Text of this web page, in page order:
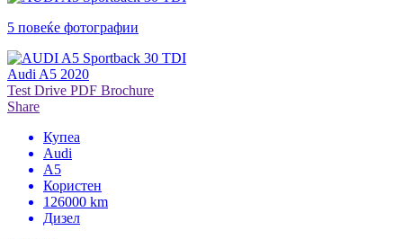
5 повеќе фотографии
Audi A5 2020
Test Drive PDF Brochure
Share
Купеа
Audi
A5
Користен
126000 km
Дизел